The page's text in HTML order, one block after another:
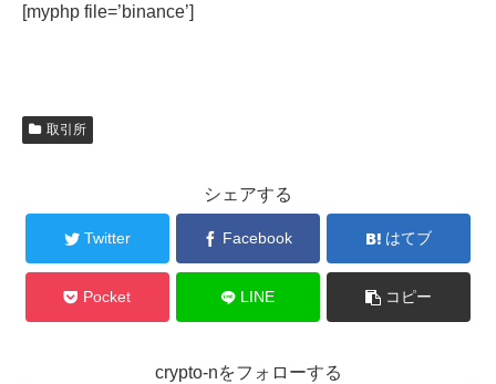
[myphp file=’binance’]
取引所
シェアする
Twitter Facebook はてブ
Pocket LINE コピー
crypto-nをフォローする